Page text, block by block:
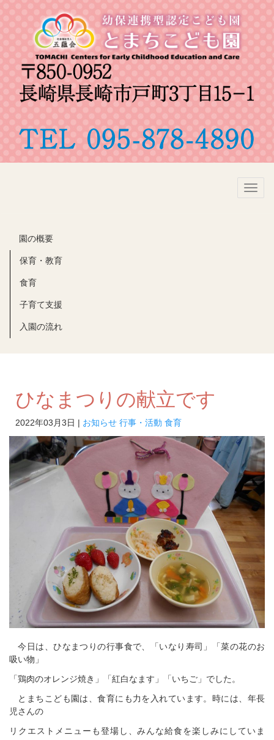
園の概要
保育・教育
食育
子育て支援
入園の流れ
ひなまつりの献立です
2022年03月3日 | お知らせ 行事・活動 食育
今日は、ひなまつりの行事食で、「いなり寿司」「菜の花のお
吸い物」
「鶏肉のオレンジ焼き」「紅白なます」「いちご」でした。
とまちこども園は、食育にも力を入れています。時には、年長
児さんの
リクエストメニューも登場し、みんな給食を楽しみにしていま